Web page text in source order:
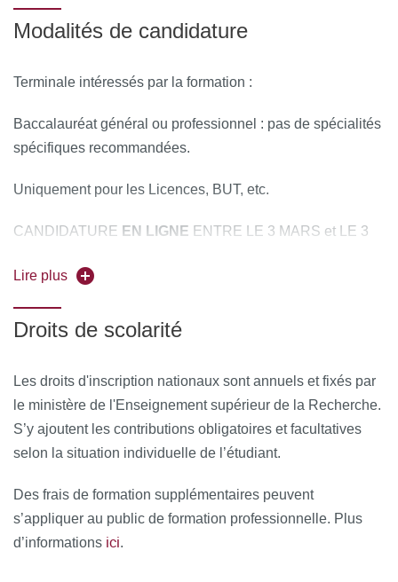
Modalités de candidature
Terminale intéressés par la formation :
Baccalauréat général ou professionnel : pas de spécialités
spécifiques recommandées.
Uniquement pour les Licences, BUT, etc.
CANDIDATURE EN LIGNE ENTRE LE 3 MARS et LE 3
Retrouvez toutes les informations relatives aux modalités
Des modalités de candidatures spécifiques peuvent
s’appliquer au public de formation professionnelle. Plus
d’informationsici
Lire plus
Droits de scolarité
Les droits d'inscription nationaux sont annuels et fixés par
le ministère de l'Enseignement supérieur de la Recherche.
S’y ajoutent les contributions obligatoires et facultatives
selon la situation individuelle de l’étudiant.
Des frais de formation supplémentaires peuvent
s’appliquer au public de formation professionnelle. Plus
d’informations ici.